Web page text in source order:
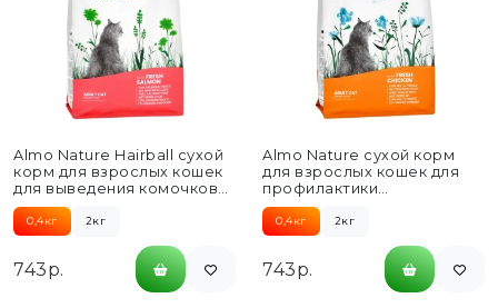
Almo Nature Hairball сухой
корм для взрослых кошек
для выведения комочков
шерсти из желудка,...
0,4кг 2кг
743р.
Almo Nature сухой корм
для взрослых кошек для
профилактики
мочекаменной болезни
(МКБ), со свежей...
0,4кг 2кг
743р.